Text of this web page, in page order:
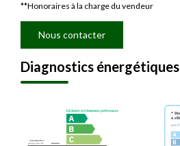
**Honoraires à la charge du vendeur
Nous contacter
Diagnostics énergétiques